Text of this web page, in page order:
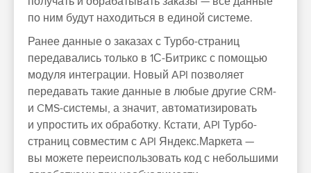
по ним будут находиться в единой системе.
Ранее данные о заказах с Турбо-страниц
передавались только в 1С-Битрикс с помощью
модуля интеграции. Новый API позволяет
передавать такие данные в любые другие CRM-
и CMS-системы, а значит, автоматизировать
и упростить их обработку. Кстати, API Турбо-
страниц совместим с API Яндекс.Маркета —
вы можете переиспользовать код с небольшими